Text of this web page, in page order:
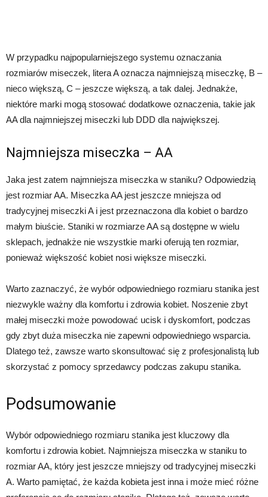
W przypadku najpopularniejszego systemu oznaczania
rozmiarów miseczek, litera A oznacza najmniejszą miseczkę, B –
nieco większą, C – jeszcze większą, a tak dalej. Jednakże,
niektóre marki mogą stosować dodatkowe oznaczenia, takie jak
AA dla najmniejszej miseczki lub DDD dla największej.
Najmniejsza miseczka – AA
Jaka jest zatem najmniejsza miseczka w staniku? Odpowiedzią
jest rozmiar AA. Miseczka AA jest jeszcze mniejsza od
tradycyjnej miseczki A i jest przeznaczona dla kobiet o bardzo
małym biuście. Staniki w rozmiarze AA są dostępne w wielu
sklepach, jednakże nie wszystkie marki oferują ten rozmiar,
ponieważ większość kobiet nosi większe miseczki.
Warto zaznaczyć, że wybór odpowiedniego rozmiaru stanika jest
niezwykle ważny dla komfortu i zdrowia kobiet. Noszenie zbyt
małej miseczki może powodować ucisk i dyskomfort, podczas
gdy zbyt duża miseczka nie zapewni odpowiedniego wsparcia.
Dlatego też, zawsze warto skonsultować się z profesjonalistą lub
skorzystać z pomocy sprzedawcy podczas zakupu stanika.
Podsumowanie
Wybór odpowiedniego rozmiaru stanika jest kluczowy dla
komfortu i zdrowia kobiet. Najmniejsza miseczka w staniku to
rozmiar AA, który jest jeszcze mniejszy od tradycyjnej miseczki
A. Warto pamiętać, że każda kobieta jest inna i może mieć różne